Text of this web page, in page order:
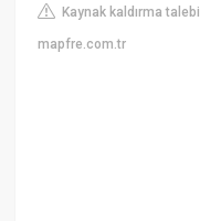
Kaynak kaldırma talebi
mapfre.com.tr